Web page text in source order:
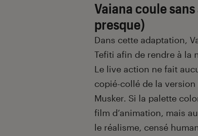
Vaiana coule
presque)
Dans cette adaptation,
Tefiti afin de rendre à la
Le live action ne fait
copié-collé de la
Musker. Si la palette
film d’animation, mais
le réalisme, censé